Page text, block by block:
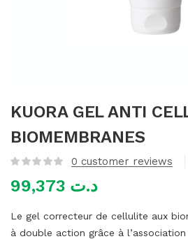
KUORA GEL ANTI
BIOMEMBRANES
0 customer reviews
د.ت
Le gel correcteur de cellulite aux
à double action grâce à